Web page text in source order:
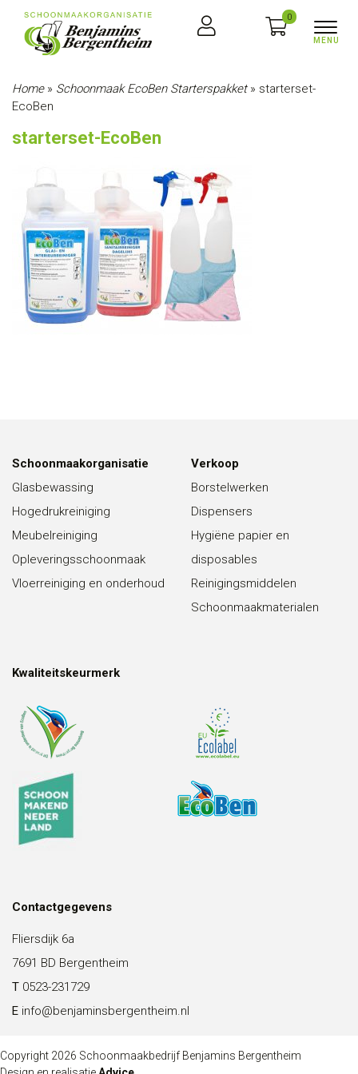
0
Home» Schoonmaak EcoBen Starterspakket» starterset-
EcoBen
starterset-EcoBen
Schoonmaakorganisatie
Glasbewassing
Hogedrukreiniging
Meubelreiniging
Opleveringsschoonmaak
Vloerreiniging en onderhoud
Verkoop
Borstelwerken
Dispensers
Hygiëne papier en
disposables
Reinigingsmiddelen
Schoonmaakmaterialen
Kwaliteitskeurmerk
Contactgegevens
Fliersdijk 6a
7691 BD Bergentheim
T 0523-231729
E info@benjaminsbergentheim.nl
Copyright 2026 Schoonmaakbedrijf Benjamins Bergentheim